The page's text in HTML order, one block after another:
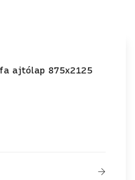
fa ajtólap 875x2125